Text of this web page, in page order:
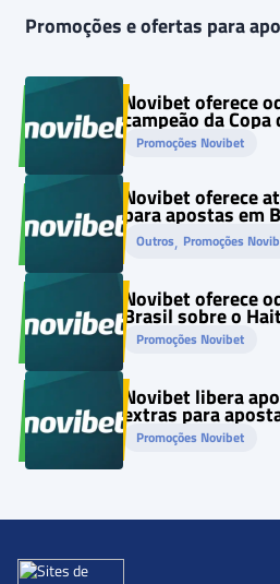
Promoções e ofertas para
Novibet oferece
campeão da
Promoções Novibet
Novibet oferece
para apostas em
Outros, Promoções
Novibet oferece
Brasil sobre o
Promoções Novibet
Novibet libera
extras para
Promoções Novibet